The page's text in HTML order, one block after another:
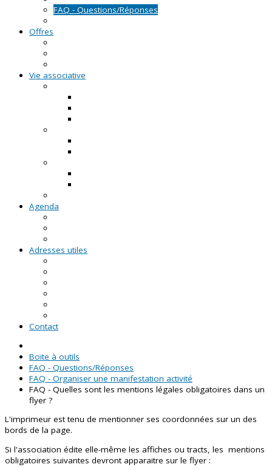
FAQ - Questions/Réponses
Offres
Vie associative
Agenda
Adresses utiles
Contact
Boite à outils
FAQ - Questions/Réponses
FAQ - Organiser une manifestation activité
FAQ - Quelles sont les mentions légales obligatoires dans un
flyer ?
L'imprimeur est tenu de mentionner ses coordonnées sur un des
bords de la page.
Si l'association édite elle-même les affiches ou tracts, les mentions
obligatoires suivantes devront apparaitre sur le flyer :